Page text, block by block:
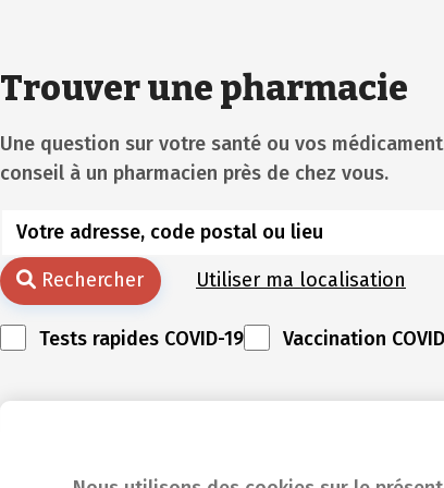
Trouver une pharmacie
Une question sur votre santé ou vos
conseil à un pharmacien près de chez vous.
Rechercher Utiliser ma localisation
Tests rapides COVID-19 Vaccination